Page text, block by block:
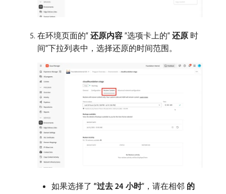
在环境页面的“ 还原内容 ”选项卡上的“ 还原 时
间”下拉列表中，选择还原的时间范围。
如果选择了 “过去 24 小时”，请在相邻 的